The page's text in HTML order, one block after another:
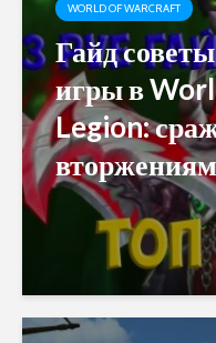
WORLD OF WARCRAFT
Гайд
игры в
Legion: